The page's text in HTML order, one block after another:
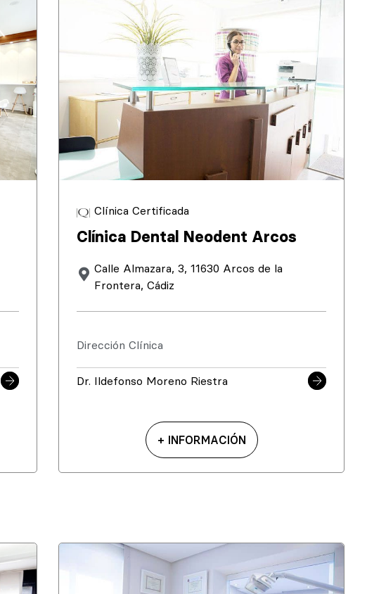
Clínica Certificada
Clínica Dental Neodent Arcos
Calle Almazara, 3, 11630 Arcos de la
Frontera, Cádiz
Dirección Clínica
Dr. Ildefonso Moreno Riestra
+ INFORMACIÓN